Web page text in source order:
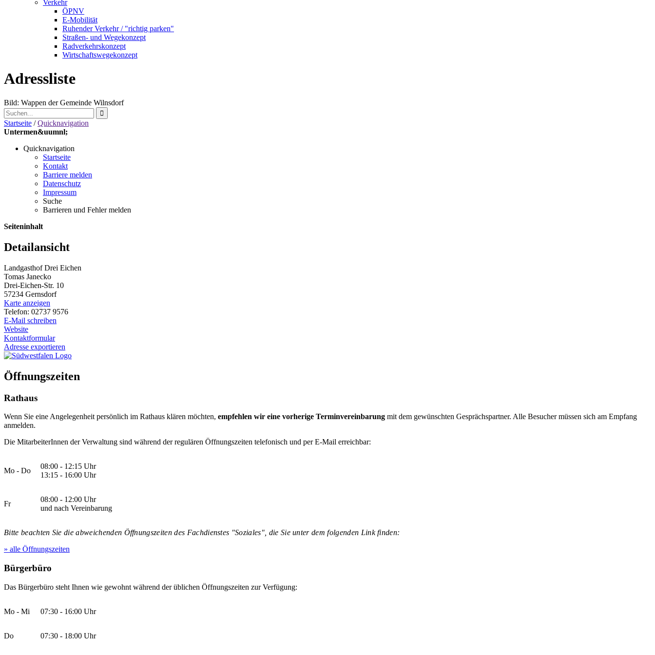
Verkehr
ÖPNV
E-Mobilität
Ruhender Verkehr / "richtig parken"
Straßen- und Wegekonzept
Radverkehrskonzept
Wirtschaftswegekonzept
Adressliste
Bild: Wappen der Gemeinde Wilnsdorf
Startseite /Quicknavigation
Untermen&uumnl;
Quicknavigation
Startseite
Kontakt
Barriere melden
Datenschutz
Impressum
Suche
Barrieren und Fehler melden
Seiteninhalt
Detailansicht
Landgasthof Drei Eichen
Tomas Janecko
Drei-Eichen-Str. 10
57234 Gernsdorf
Karte anzeigen
Telefon: 02737 9576
E-Mail schreiben
Website
Kontaktformular
Adresse exportieren
Öffnungszeiten
Rathaus
Wenn Sie eine Angelegenheit persönlich im Rathaus klären möchten, empfehlen wir eine vorherige Terminvereinbarung mit dem gewünschten Gesprächspartner. Alle Besucher müssen sich am Empfang
anmelden.
Die MitarbeiterInnen der Verwaltung sind während der regulären Öffnungszeiten telefonisch und per E-Mail erreichbar:
Mo - Do
08:00 - 12:15 Uhr
13:15 - 16:00 Uhr
Fr
08:00 - 12:00 Uhr
und nach Vereinbarung
Bitte beachten Sie die abweichenden Öffnungszeiten des Fachdienstes "Soziales", die Sie unter dem folgenden Link finden:
» alle Öffnungszeiten
Bürgerbüro
Das Bürgerbüro steht Ihnen wie gewohnt während der üblichen Öffnungszeiten zur Verfügung:
Mo - Mi 07:30 - 16:00 Uhr
Do 07:30 - 18:00 Uhr